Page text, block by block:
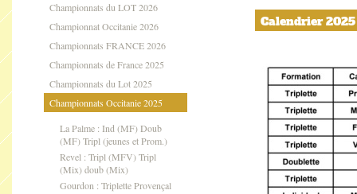
Championnats du LOT 2026
Championnat Occitanie 2026
Championnats FRANCE 2026
Championnats de France 2025
Championnats du Lot 2025
Championnats Occitanie 2025
La Palme : Ind (MF) Doub
(MF) Tripl (jeunes et Prom.)
Revel : Tripl (MFV) Tripl
(Mix) doub (Mix)
Gourdon : Triplette Provençal
Calendrier 2025